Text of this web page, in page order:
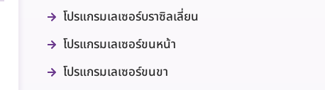
โปรแกรมเลเซอร์บราซิลเลี่ยน
โปรแกรมเลเซอร์ขนหน้า
โปรแกรมเลเซอร์ขนขา